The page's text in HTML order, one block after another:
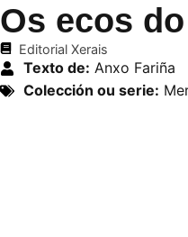
Os ecos
Editorial Xerais
Texto de: Anxo Fariña
Colección ou serie: